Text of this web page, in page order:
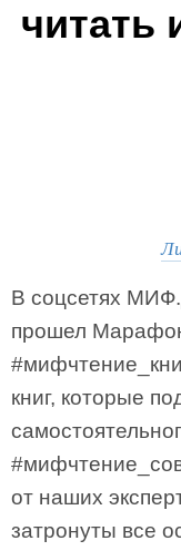
читать
В соцсетях
прошел
книг, которые
от наших
затронуты все